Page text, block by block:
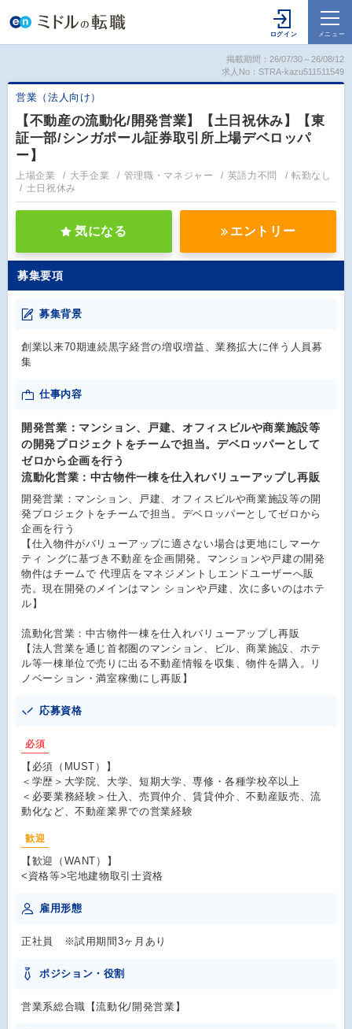
掲載期間：26/07/30～26/08/12
求人No：STRA-kazu511511549
営業（法人向け）
【不動産の流動化/開発営業】【土日祝休み】【東
証一部/シンガポール証券取引所上場デベロッパ
ー】
上場企業 大手企業 管理職・マネジャー 英語力不問
転勤なし
土日祝休み
気になる エントリー
募集要項
募集背景
創業以来70期連続黒字経営の増収増益、業務拡大に伴う人員募
集
仕事内容
開発営業：マンション、戸建、オフィスビルや商業施設等
の開発プロジェクトをチームで担当。デベロッパーとして
ゼロから企画を行う
流動化営業：中古物件一棟を仕入れバリューアップし再販
開発営業：マンション、戸建、オフィスビルや商業施設等の開
発プロジェクトをチームで担当。デベロッパーとしてゼロから
企画を行う
【仕入物件がバリューアップに適さない場合は更地にしマーケ
ティ ングに基づき不動産を企画開発。マンションや戸建の開発
物件はチームで 代理店をマネジメントしエンドユーザーへ販
売。現在開発のメインはマン ションや戸建、次に多いのはホテ
ル】
流動化営業：中古物件一棟を仕入れバリューアップし再販
【法人営業を通じ首都圏のマンション、ビル、商業施設、ホテ
ル等一棟単位で売りに出る不動産情報を収集、物件を購入。リ
ノベーション・満室稼働にし再販】
応募資格
必須
【必須（MUST）】
＜学歴＞大学院、大学、短期大学、専修・各種学校卒以上
＜必要業務経験＞仕入、売買仲介、賃貸仲介、不動産販売、流
動化など、不動産業界での営業経験
歓迎
【歓迎（WANT）】
<資格等>宅地建物取引士資格
雇用形態
正社員 ※試用期間3ヶ月あり
ポジション・役割
営業系総合職【流動化/開発営業】